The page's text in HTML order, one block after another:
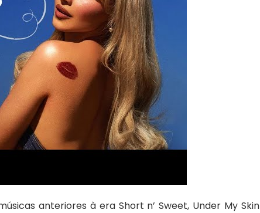
anteriores à era Short n’ Sweet, Under My Skin